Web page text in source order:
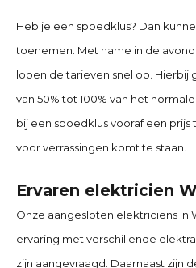
Heb je een spoedklus? Dan
toenemen. Met name in de
lopen de tarieven snel op. Hierbij
van 50% tot 100% van het
bij een spoedklus vooraf een
voor verrassingen komt te staan.
Ervaren elektricien
Onze aangesloten elektriciens in
ervaring met verschillende
zijn aangevraagd. Daarnaast zijn